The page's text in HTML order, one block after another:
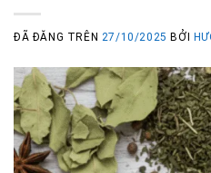
ĐÃ ĐĂNG TRÊN 27/10/2025 BỞI